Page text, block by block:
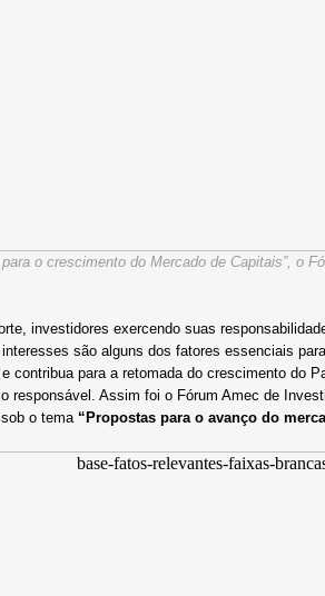
o crescimento do Mercado de Capitais”, o
investidores exercendo suas
são alguns dos fatores essenciais
contribua para a retomada do crescimento do
responsável. Assim foi o Fórum Amec de
o tema “Propostas para o avanço do